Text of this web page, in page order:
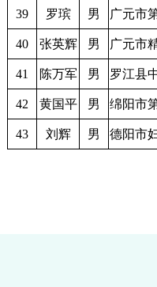
39 罗瑸 男 广元市
40 张英辉 男 广元市
41 陈万军 男 罗江县
42 黄国平 男 绵阳市
43 刘辉 男 德阳市